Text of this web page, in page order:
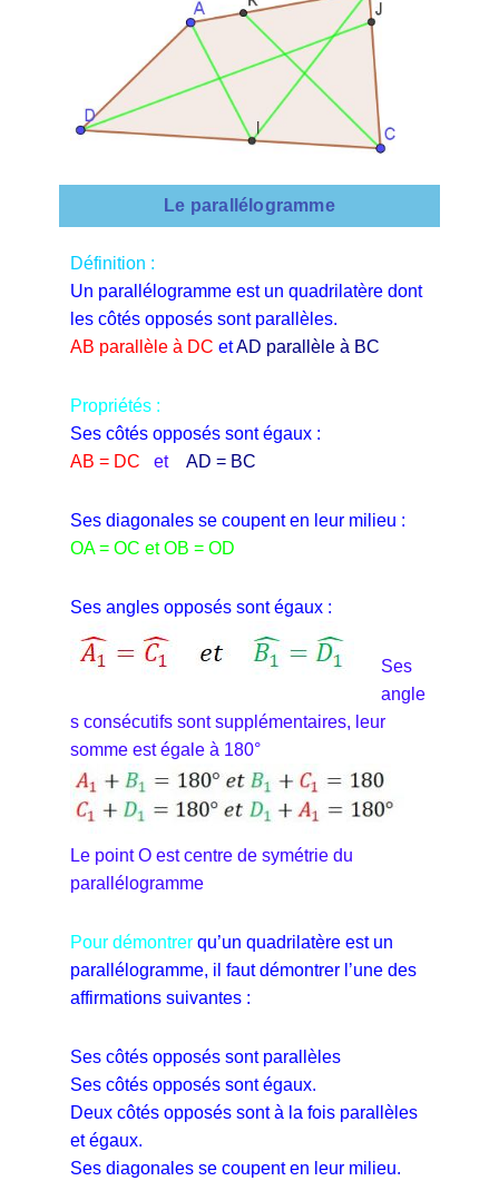
Le parallélogramme
Définition :
Un parallélogramme est un quadrilatère dont
les côtés opposés sont parallèles.
AB parallèle à DC etAD parallèle à BC
Propriétés :
Ses côtés opposés sont égaux :
AB = DC et AD = BC
Ses diagonales se coupent en leur milieu :
OA = OC et OB = OD
Ses angles opposés sont égaux :
Ses
angle
s consécutifs sont supplémentaires, leur
somme est égale à 180°
Le point O est centre de symétrie du
parallélogramme
Pour démontrer qu’un quadrilatère est un
parallélogramme, il faut démontrer l’une des
affirmations suivantes :
Ses côtés opposés sont parallèles
Ses côtés opposés sont égaux.
Deux côtés opposés sont à la fois parallèles
et égaux.
Ses diagonales se coupent en leur milieu.